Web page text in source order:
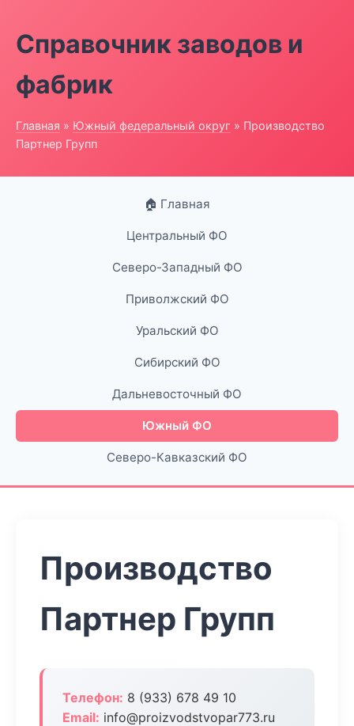
Справочник заводов и
фабрик
Главная » Южный федеральный округ » Производство
Партнер Групп
🏠 Главная
Центральный ФО
Северо-Западный ФО
Приволжский ФО
Уральский ФО
Сибирский ФО
Дальневосточный ФО
Южный ФО
Северо-Кавказский ФО
Производство
Партнер Групп
Телефон: 8 (933) 678 49 10
Email: info@proizvodstvopar773.ru